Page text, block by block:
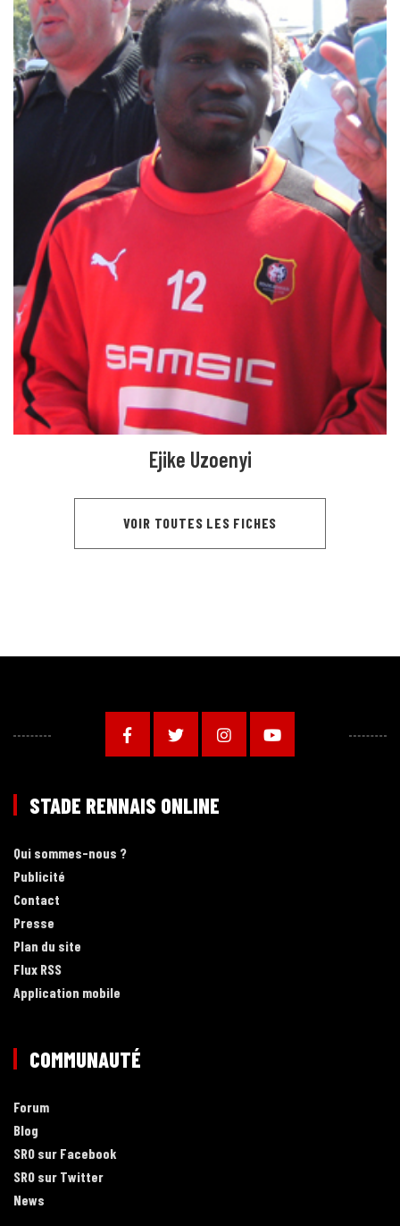
Ejike Uzoenyi
VOIR TOUTES LES FICHES
STADE RENNAIS ONLINE
Qui sommes-nous ?
Publicité
Contact
Presse
Plan du site
Flux RSS
Application mobile
COMMUNAUTÉ
Forum
Blog
SRO sur Facebook
SRO sur Twitter
News